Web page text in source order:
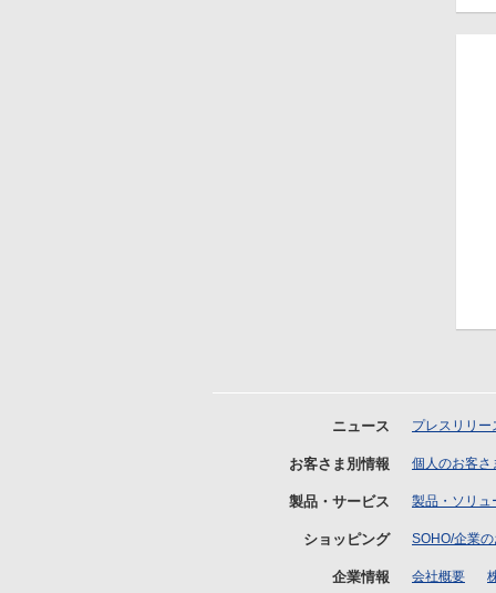
ニュース プレスリリー
お客さま別情報 個人のお客さ
製品・サービス 製品・ソリュ
ショッピング SOHO/企業
企業情報 会社概要